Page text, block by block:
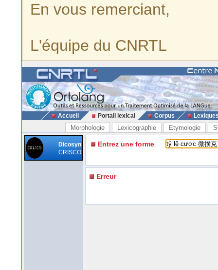
En vous remerciant,
L'équipe du CNRTL
Accueil Portail lexical Corpus
Morphologie Lexicographie Etymologie
Dicosyn
CRISCO
Entrez une forme
Erreur